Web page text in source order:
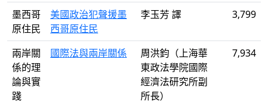
墨西哥
原住民
美國政治犯聲援墨
西哥原住民
李玉芳 譯 3,799
兩岸關
係的理
論與實
踐
國際法與兩岸關係
周洪鈞（上海華
東政法學院國際
經濟法研究所副
所長）
7,934